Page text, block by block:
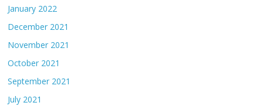
January 2022
December 2021
November 2021
October 2021
September 2021
July 2021